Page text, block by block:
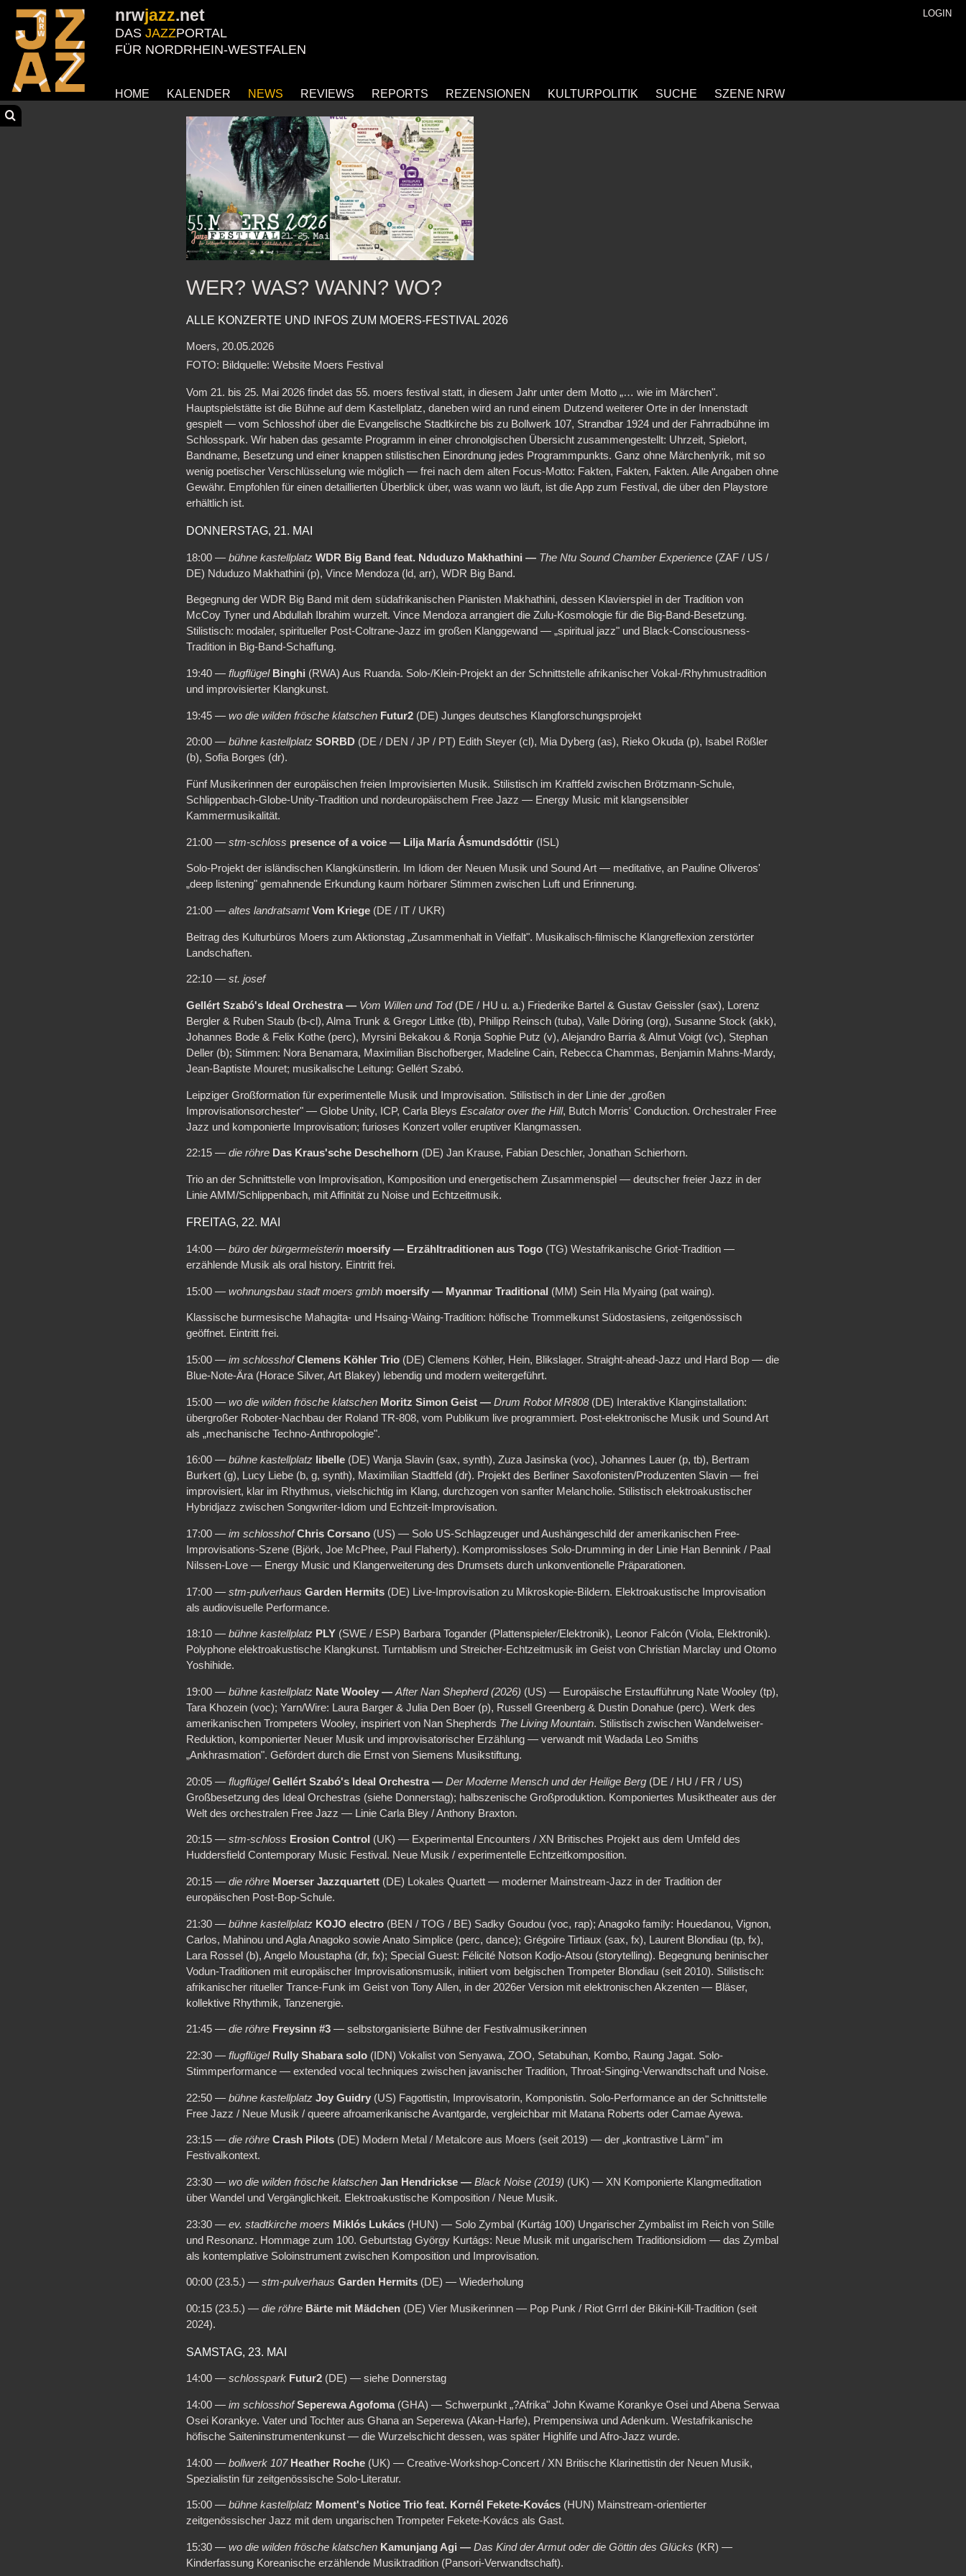
nrwjazz.net
DAS JAZZPORTAL
FÜR NORDRHEIN-WESTFALEN
LOGIN
HOME KALENDER NEWS REVIEWS REPORTS REZENSIONEN KULTURPOLITIK SUCHE SZENE NRW
WER? WAS? WANN? WO?
ALLE KONZERTE UND INFOS ZUM MOERS-FESTIVAL 2026
Moers, 20.05.2026
FOTO: Bildquelle: Website Moers Festival
Vom 21. bis 25. Mai 2026 findet das 55. moers festival statt, in diesem Jahr unter dem Motto „… wie im Märchen".
Hauptspielstätte ist die Bühne auf dem Kastellplatz, daneben wird an rund einem Dutzend weiterer Orte in der Innenstadt
gespielt — vom Schlosshof über die Evangelische Stadtkirche bis zu Bollwerk 107, Strandbar 1924 und der Fahrradbühne im
Schlosspark. Wir haben das gesamte Programm in einer chronolgischen Übersicht zusammengestellt: Uhrzeit, Spielort,
Bandname, Besetzung und einer knappen stilistischen Einordnung jedes Programmpunkts. Ganz ohne Märchenlyrik, mit so
wenig poetischer Verschlüsselung wie möglich — frei nach dem alten Focus-Motto: Fakten, Fakten, Fakten. Alle Angaben ohne
Gewähr. Empfohlen für einen detaillierten Überblick über, was wann wo läuft, ist die App zum Festival, die über den Playstore
erhältlich ist.
DONNERSTAG, 21. MAI
18:00 —bühne kastellplatz WDR Big Band feat. Nduduzo Makhathini — The Ntu Sound Chamber Experience (ZAF / US /
DE) Nduduzo Makhathini (p), Vince Mendoza (ld, arr), WDR Big Band.
Begegnung der WDR Big Band mit dem südafrikanischen Pianisten Makhathini, dessen Klavierspiel in der Tradition von
McCoy Tyner und Abdullah Ibrahim wurzelt. Vince Mendoza arrangiert die Zulu-Kosmologie für die Big-Band-Besetzung.
Stilistisch: modaler, spiritueller Post-Coltrane-Jazz im großen Klanggewand — „spiritual jazz" und Black-Consciousness-
Tradition in Big-Band-Schaffung.
19:40 —flugflügel Binghi (RWA) Aus Ruanda. Solo-/Klein-Projekt an der Schnittstelle afrikanischer Vokal-/Rhyhmustradition
und improvisierter Klangkunst.
19:45 —wo die wilden frösche klatschen Futur2 (DE) Junges deutsches Klangforschungsprojekt
20:00 —bühne kastellplatz SORBD (DE / DEN / JP / PT) Edith Steyer (cl), Mia Dyberg (as), Rieko Okuda (p), Isabel Rößler
(b), Sofia Borges (dr).
Fünf Musikerinnen der europäischen freien Improvisierten Musik. Stilistisch im Kraftfeld zwischen Brötzmann-Schule,
Schlippenbach-Globe-Unity-Tradition und nordeuropäischem Free Jazz — Energy Music mit klangsensibler
Kammermusikalität.
21:00 —stm-schloss presence of a voice — Lilja María Ásmundsdóttir (ISL)
Solo-Projekt der isländischen Klangkünstlerin. Im Idiom der Neuen Musik und Sound Art — meditative, an Pauline Oliveros'
„deep listening" gemahnende Erkundung kaum hörbarer Stimmen zwischen Luft und Erinnerung.
21:00 —altes landratsamt Vom Kriege (DE / IT / UKR)
Beitrag des Kulturbüros Moers zum Aktionstag „Zusammenhalt in Vielfalt". Musikalisch-filmische Klangreflexion zerstörter
Landschaften.
22:10 —st. josef
Gellért Szabó's Ideal Orchestra — Vom Willen und Tod(DE / HU u. a.) Friederike Bartel & Gustav Geissler (sax), Lorenz
Bergler & Ruben Staub (b-cl), Alma Trunk & Gregor Littke (tb), Philipp Reinsch (tuba), Valle Döring (org), Susanne Stock (akk),
Johannes Bode & Felix Kothe (perc), Myrsini Bekakou & Ronja Sophie Putz (v), Alejandro Barria & Almut Voigt (vc), Stephan
Deller (b); Stimmen: Nora Benamara, Maximilian Bischofberger, Madeline Cain, Rebecca Chammas, Benjamin Mahns-Mardy,
Jean-Baptiste Mouret; musikalische Leitung: Gellért Szabó.
Leipziger Großformation für experimentelle Musik und Improvisation. Stilistisch in der Linie der „großen
Improvisationsorchester" — Globe Unity, ICP, Carla BleysEscalator over the Hill, Butch Morris' Conduction. Orchestraler Free
Jazz und komponierte Improvisation; furioses Konzert voller eruptiver Klangmassen.
22:15 —die röhre Das Kraus'sche Deschelhorn (DE) Jan Krause, Fabian Deschler, Jonathan Schierhorn.
Trio an der Schnittstelle von Improvisation, Komposition und energetischem Zusammenspiel — deutscher freier Jazz in der
Linie AMM/Schlippenbach, mit Affinität zu Noise und Echtzeitmusik.
FREITAG, 22. MAI
14:00 —büro der bürgermeisterin moersify — Erzähltraditionen aus Togo (TG) Westafrikanische Griot-Tradition —
erzählende Musik als oral history. Eintritt frei.
15:00 —wohnungsbau stadt moers gmbh moersify — Myanmar Traditional (MM) Sein Hla Myaing (pat waing).
Klassische burmesische Mahagita- und Hsaing-Waing-Tradition: höfische Trommelkunst Südostasiens, zeitgenössisch
geöffnet. Eintritt frei.
15:00 —im schlosshof Clemens Köhler Trio (DE) Clemens Köhler, Hein, Blikslager. Straight-ahead-Jazz und Hard Bop — die
Blue-Note-Ära (Horace Silver, Art Blakey) lebendig und modern weitergeführt.
15:00 —wo die wilden frösche klatschen Moritz Simon Geist —Drum Robot MR808(DE) Interaktive Klanginstallation:
übergroßer Roboter-Nachbau der Roland TR-808, vom Publikum live programmiert. Post-elektronische Musik und Sound Art
als „mechanische Techno-Anthropologie".
16:00 —bühne kastellplatz libelle (DE) Wanja Slavin (sax, synth), Zuza Jasinska (voc), Johannes Lauer (p, tb), Bertram
Burkert (g), Lucy Liebe (b, g, synth), Maximilian Stadtfeld (dr). Projekt des Berliner Saxofonisten/Produzenten Slavin — frei
improvisiert, klar im Rhythmus, vielschichtig im Klang, durchzogen von sanfter Melancholie. Stilistisch elektroakustischer
Hybridjazz zwischen Songwriter-Idiom und Echtzeit-Improvisation.
17:00 —im schlosshof Chris Corsano (US) — Solo US-Schlagzeuger und Aushängeschild der amerikanischen Free-
Improvisations-Szene (Björk, Joe McPhee, Paul Flaherty). Kompromissloses Solo-Drumming in der Linie Han Bennink / Paal
Nilssen-Love — Energy Music und Klangerweiterung des Drumsets durch unkonventionelle Präparationen.
17:00 —stm-pulverhaus Garden Hermits (DE) Live-Improvisation zu Mikroskopie-Bildern. Elektroakustische Improvisation
als audiovisuelle Performance.
18:10 —bühne kastellplatz PLY (SWE / ESP) Barbara Togander (Plattenspieler/Elektronik), Leonor Falcón (Viola, Elektronik).
Polyphone elektroakustische Klangkunst. Turntablism und Streicher-Echtzeitmusik im Geist von Christian Marclay und Otomo
Yoshihide.
19:00 —bühne kastellplatz Nate Wooley —After Nan Shepherd (2026) (US) — Europäische Erstaufführung Nate Wooley (tp),
Tara Khozein (voc); Yarn/Wire: Laura Barger & Julia Den Boer (p), Russell Greenberg & Dustin Donahue (perc). Werk des
amerikanischen Trompeters Wooley, inspiriert von Nan Shepherds The Living Mountain. Stilistisch zwischen Wandelweiser-
Reduktion, komponierter Neuer Musik und improvisatorischer Erzählung — verwandt mit Wadada Leo Smiths
„Ankhrasmation". Gefördert durch die Ernst von Siemens Musikstiftung.
20:05 —flugflügel Gellért Szabó's Ideal Orchestra —Der Moderne Mensch und der Heilige Berg (DE / HU / FR / US)
Großbesetzung des Ideal Orchestras (siehe Donnerstag); halbszenische Großproduktion. Komponiertes Musiktheater aus der
Welt des orchestralen Free Jazz — Linie Carla Bley / Anthony Braxton.
20:15 —stm-schloss Erosion Control (UK) — Experimental Encounters / XN Britisches Projekt aus dem Umfeld des
Huddersfield Contemporary Music Festival. Neue Musik / experimentelle Echtzeitkomposition.
20:15 —die röhre Moerser Jazzquartett (DE) Lokales Quartett — moderner Mainstream-Jazz in der Tradition der
europäischen Post-Bop-Schule.
21:30 —bühne kastellplatz KOJO electro (BEN / TOG / BE) Sadky Goudou (voc, rap); Anagoko family: Houedanou, Vignon,
Carlos, Mahinou und Agla Anagoko sowie Anato Simplice (perc, dance); Grégoire Tirtiaux (sax, fx), Laurent Blondiau (tp, fx),
Lara Rossel (b), Angelo Moustapha (dr, fx); Special Guest: Félicité Notson Kodjo-Atsou (storytelling). Begegnung beninischer
Vodun-Traditionen mit europäischer Improvisationsmusik, initiiert vom belgischen Trompeter Blondiau (seit 2010). Stilistisch:
afrikanischer ritueller Trance-Funk im Geist von Tony Allen, in der 2026er Version mit elektronischen Akzenten — Bläser,
kollektive Rhythmik, Tanzenergie.
21:45 —die röhre Freysinn #3 — selbstorganisierte Bühne der Festivalmusiker:innen
22:30 —flugflügel Rully Shabara solo (IDN) Vokalist von Senyawa, ZOO, Setabuhan, Kombo, Raung Jagat. Solo-
Stimmperformance — extended vocal techniques zwischen javanischer Tradition, Throat-Singing-Verwandtschaft und Noise.
22:50 —bühne kastellplatz Joy Guidry (US) Fagottistin, Improvisatorin, Komponistin. Solo-Performance an der Schnittstelle
Free Jazz / Neue Musik / queere afroamerikanische Avantgarde, vergleichbar mit Matana Roberts oder Camae Ayewa.
23:15 —die röhre Crash Pilots (DE) Modern Metal / Metalcore aus Moers (seit 2019) — der „kontrastive Lärm" im
Festivalkontext.
23:30 —wo die wilden frösche klatschen Jan Hendrickse —Black Noise (2019) (UK) — XN Komponierte Klangmeditation
über Wandel und Vergänglichkeit. Elektroakustische Komposition / Neue Musik.
23:30 —ev. stadtkirche moers Miklós Lukács (HUN) — Solo Zymbal (Kurtág 100) Ungarischer Zymbalist im Reich von Stille
und Resonanz. Hommage zum 100. Geburtstag György Kurtágs: Neue Musik mit ungarischem Traditionsidiom — das Zymbal
als kontemplative Soloinstrument zwischen Komposition und Improvisation.
00:00 (23.5.) —stm-pulverhaus Garden Hermits (DE) — Wiederholung
00:15 (23.5.) —die röhre Bärte mit Mädchen (DE) Vier Musikerinnen — Pop Punk / Riot Grrrl der Bikini-Kill-Tradition (seit
2024).
SAMSTAG, 23. MAI
14:00 —schlosspark Futur2 (DE) — siehe Donnerstag
14:00 —im schlosshof Seperewa Agofoma(GHA) — Schwerpunkt „?Afrika" John Kwame Korankye Osei und Abena Serwaa
Osei Korankye. Vater und Tochter aus Ghana an Seperewa (Akan-Harfe), Prempensiwa und Adenkum. Westafrikanische
höfische Saiteninstrumentenkunst — die Wurzelschicht dessen, was später Highlife und Afro-Jazz wurde.
14:00 —bollwerk 107 Heather Roche (UK) — Creative-Workshop-Concert / XN Britische Klarinettistin der Neuen Musik,
Spezialistin für zeitgenössische Solo-Literatur.
15:00 —bühne kastellplatz Moment's Notice Trio feat. Kornél Fekete-Kovács (HUN) Mainstream-orientierter
zeitgenössischer Jazz mit dem ungarischen Trompeter Fekete-Kovács als Gast.
15:30 —wo die wilden frösche klatschen Kamunjang Agi —Das Kind der Armut oder die Göttin des Glücks (KR) —
Kinderfassung Koreanische erzählende Musiktradition (Pansori-Verwandtschaft).